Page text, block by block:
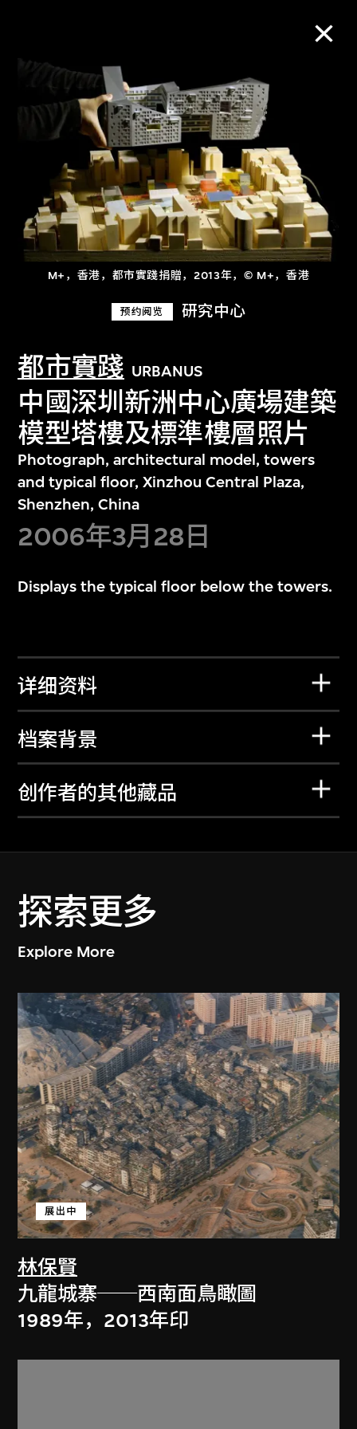
M+，香港，都市實踐捐贈，2013年，© M+，香港
预约阅览 研究中心
都市實踐 URBANUS
中國深圳新洲中心廣場建築
模型塔樓及標準樓層照片
Photograph, architectural model, towers
and typical floor, Xinzhou Central Plaza,
Shenzhen, China
2006年3月28日
Displays the typical floor below the towers.
详细资料
档案背景
创作者的其他藏品
探索更多
Explore More
林保賢
展出中
九龍城寨──西南面鳥瞰圖
1989年，2013年印
M+藏品
进一步筛选
关于M+藏品
探索世界顶级的二十及二十一世纪视觉
文化藏品。